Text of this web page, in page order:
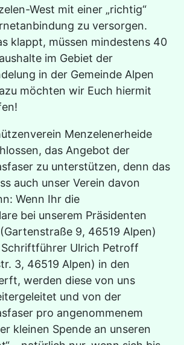
West mit einer „richtig“
zu versorgen.
klappt, müssen mindestens 40
im Gebiet der
in der Gemeinde Alpen
möchten wir Euch hiermit
Menzelenerheide
das Angebot der
zu unterstützen, denn das
auch unser Verein davon
Wenn Ihr die
bei unserem Präsidenten
9, 46519 Alpen)
Ulrich Petroff
3, 46519 Alpen) in den
werden diese von uns
und von der
pro angenommenem
kleinen Spende an unseren